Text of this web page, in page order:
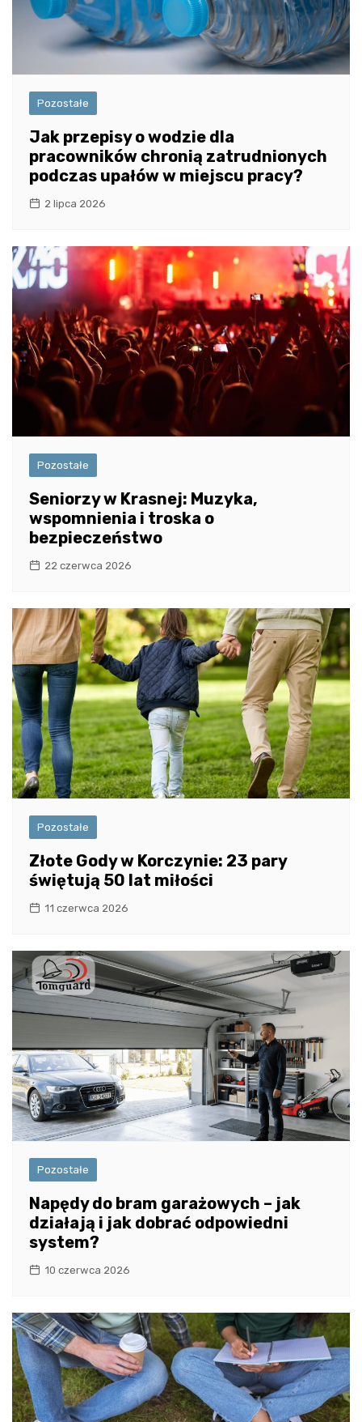
Pozostałe
Jak przepisy o wodzie dla
pracowników chronią zatrudnionych
podczas upałów w miejscu pracy?
2 lipca 2026
Pozostałe
Seniorzy w Krasnej: Muzyka,
wspomnienia i troska o
bezpieczeństwo
22 czerwca 2026
Pozostałe
Złote Gody w Korczynie: 23 pary
świętują 50 lat miłości
11 czerwca 2026
Pozostałe
Napędy do bram garażowych – jak
działają i jak dobrać odpowiedni
system?
10 czerwca 2026